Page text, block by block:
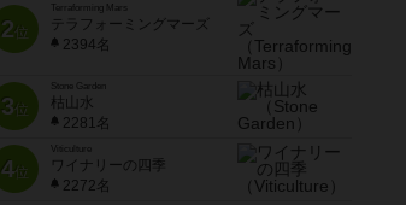
2位
Terraforming Mars
テラフォーミングマーズ
2394名
3位
Stone Garden
枯山水
2281名
4位
Viticulture
ワイナリーの四季
2272名